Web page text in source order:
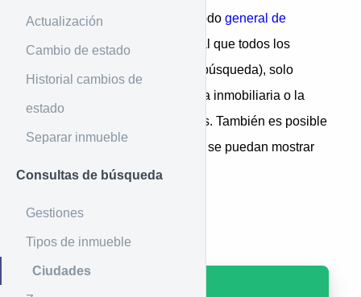
Actualización
Cambio de estado
Historial cambios de
estado
Separar inmueble
Consultas de búsqueda
Gestiones
Tipos de inmueble
Ciudades
Este método es similar al método general de
ciudades
, sin embargo, al igual que todos los
métodos bajo este paraguas (búsqueda), solo
muestra las opciones en que la inmobiliaria o la
sucursal cuenta con inmuebles. También es posible
hacerle filtros, de manera que, se puedan mostrar
filtros dinámicos.